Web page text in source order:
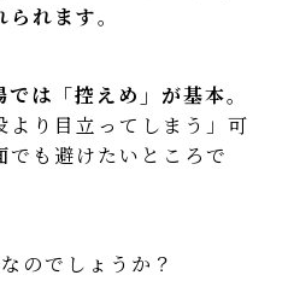
られます。
では「控えめ」が基本。
り目立ってしまう」可
も避けたいところで
のでしょうか？